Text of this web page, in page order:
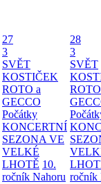
27
3
SVĚT
KOSTIČEK
ROTO a
GECCO
Počátky
KONCERTNÍ
SEZONA VE
VELKÉ
LHOTĚ 10.
ročník Nahoru
28
3
SVĚT
ročník